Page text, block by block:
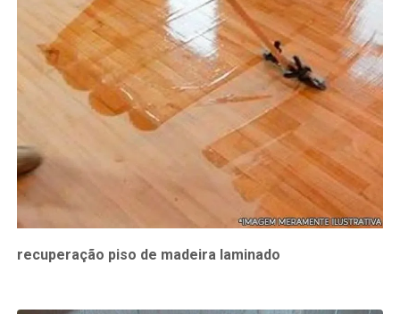
recuperação piso de madeira laminado